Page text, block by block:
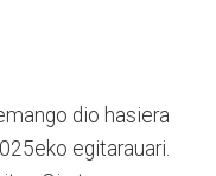
dio hasiera
egitarauari.